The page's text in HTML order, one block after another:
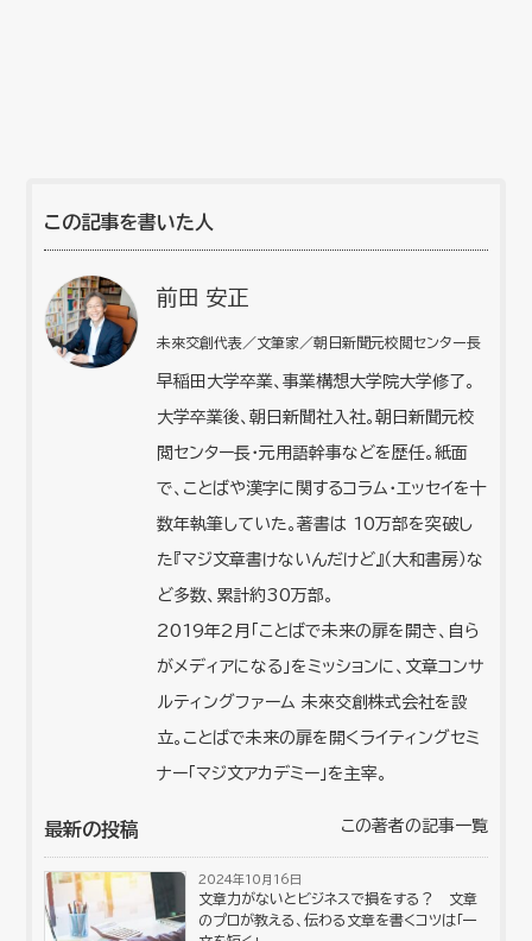
この記事を書いた人
前田 安正
未來交創代表／文筆家／朝日新聞元校閲センター長
早稲田大学卒業、事業構想大学院大学修了。
大学卒業後、朝日新聞社入社。朝日新聞元校
閲センター長・元用語幹事などを歴任。紙面
で、ことばや漢字に関するコラム・エッセイを十
数年執筆していた。著書は 10万部を突破し
た『マジ文章書けないんだけど』（大和書房）な
ど多数、累計約30万部。
2019年2月「ことばで未来の扉を開き、自ら
がメディアになる」をミッションに、文章コンサ
ルティングファーム 未來交創株式会社を設
立。ことばで未来の扉を開くライティングセミ
ナー「マジ文アカデミー」を主宰。
最新の投稿 この著者の記事一覧
2024年10月16日
文章力がないとビジネスで損をする？ 文章
のプロが教える、伝わる文章を書くコツは「一